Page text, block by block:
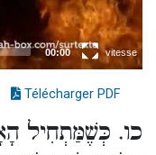
Télécharger PDF
כו. כְּשֶׁמַּתְחִיל